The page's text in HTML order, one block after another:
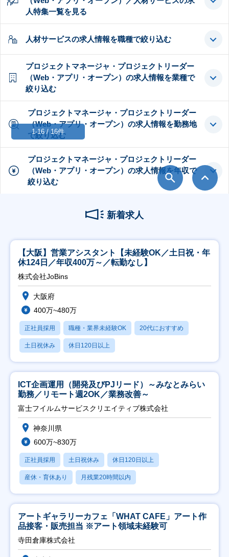
人特集一覧を見る
人材サービスの求人情報を職種で絞り込む
プロジェクトマネージャ・プロジェクトリーダー
（Web・アプリ・オープン）の求人情報を業種で
絞り込む
プロジェクトマネージャ・プロジェクトリーダー
（Web・アプリ・オープン）の求人情報を勤務地
で絞り込む
プロジェクトマネージャ・プロジェクトリーダー
（Web・アプリ・オープン）の求人情報を年収で
絞り込む
新着求人
【大阪】営業アシスタント【未経験OK／土日祝・年
休124日／年収400万～／転勤なし】
株式会社JoBins
大阪府
400万~480万
正社員採用 職種・業界未経験OK 20代におすすめ
土日祝休み 休日120日以上
ICT企画運用（開発及びPJリード）～みなとみらい
勤務／リモート週2OK／業務改善～
富士フイルムサービスクリエイティブ株式会社
神奈川県
600万~830万
正社員採用 土日祝休み 休日120日以上
産休・育休あり 月残業20時間以内
アートギャラリーカフェ「WHAT CAFE」アート作
品接客・販売担当 ※アート領域未経験可
寺田倉庫株式会社
1-16 / 16件